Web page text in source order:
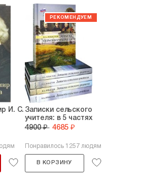
И. С. Записки сельского
учителя: в 5 частях
4900 ₽ 4685 ₽
Понравилось 1257 людям
В КОРЗИНУ